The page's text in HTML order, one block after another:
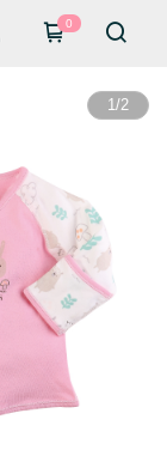
0
1/2